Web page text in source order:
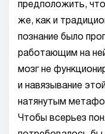
предположить,
же, как и
познание было
работающим на
мозг не
и навязывание
натянутым
Чтобы всерьез